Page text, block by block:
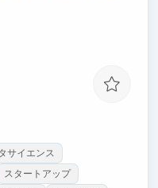
サイエンス
スタートアップ